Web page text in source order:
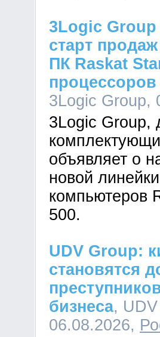
3Logic Group
старт
ПК Raskat
3Logic Group,
3Logic Group,
объявляет о
новой
компьютеров
500.
UDV Group:
становятся
бизнеса,
06.08.2026,